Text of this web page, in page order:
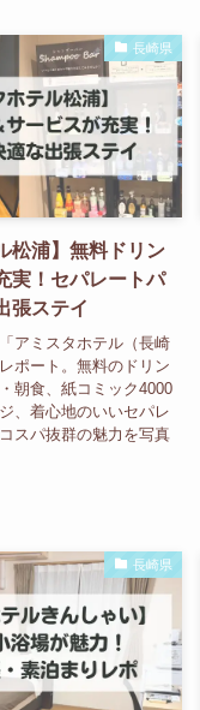
長崎県
松浦】無料ドリン
実！セパレートパ
張ステイ
アミスタホテル（長崎
ポート。無料のドリン
朝食、紙コミック4000
、着心地のいいセパレ
スパ抜群の魅力を写真
長崎県